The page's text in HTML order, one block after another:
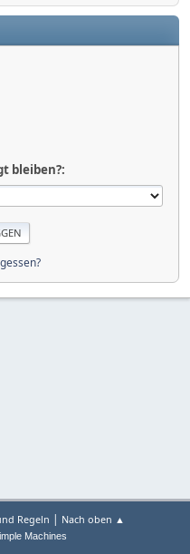
bleiben?:
Regeln | Nach oben ▲
Machines